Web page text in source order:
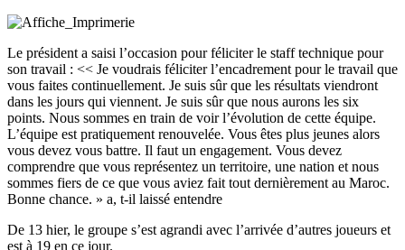
Le président a saisi l’occasion pour féliciter le staff technique pour
son travail : << Je voudrais féliciter l’encadrement pour le travail que
vous faites continuellement. Je suis sûr que les résultats viendront
dans les jours qui viennent. Je suis sûr que nous aurons les six
points. Nous sommes en train de voir l’évolution de cette équipe.
L’équipe est pratiquement renouvelée. Vous êtes plus jeunes alors
vous devez vous battre. Il faut un engagement. Vous devez
comprendre que vous représentez un territoire, une nation et nous
sommes fiers de ce que vous aviez fait tout dernièrement au Maroc.
Bonne chance. » a, t-il laissé entendre
De 13 hier, le groupe s’est agrandi avec l’arrivée d’autres joueurs et
est à 19 en ce jour.